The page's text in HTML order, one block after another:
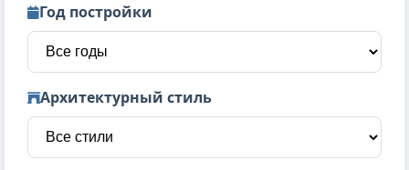
Год постройки
Архитектурный стиль